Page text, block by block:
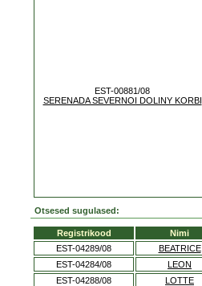
EST-00881/08
SERENADA SEVERNOI DOLINY KORBI
Otsesed sugulased:
Registrikood Nimi
EST-04289/08
BEATRICE
EST-04284/08
LEON
EST-04288/08
LOTTE